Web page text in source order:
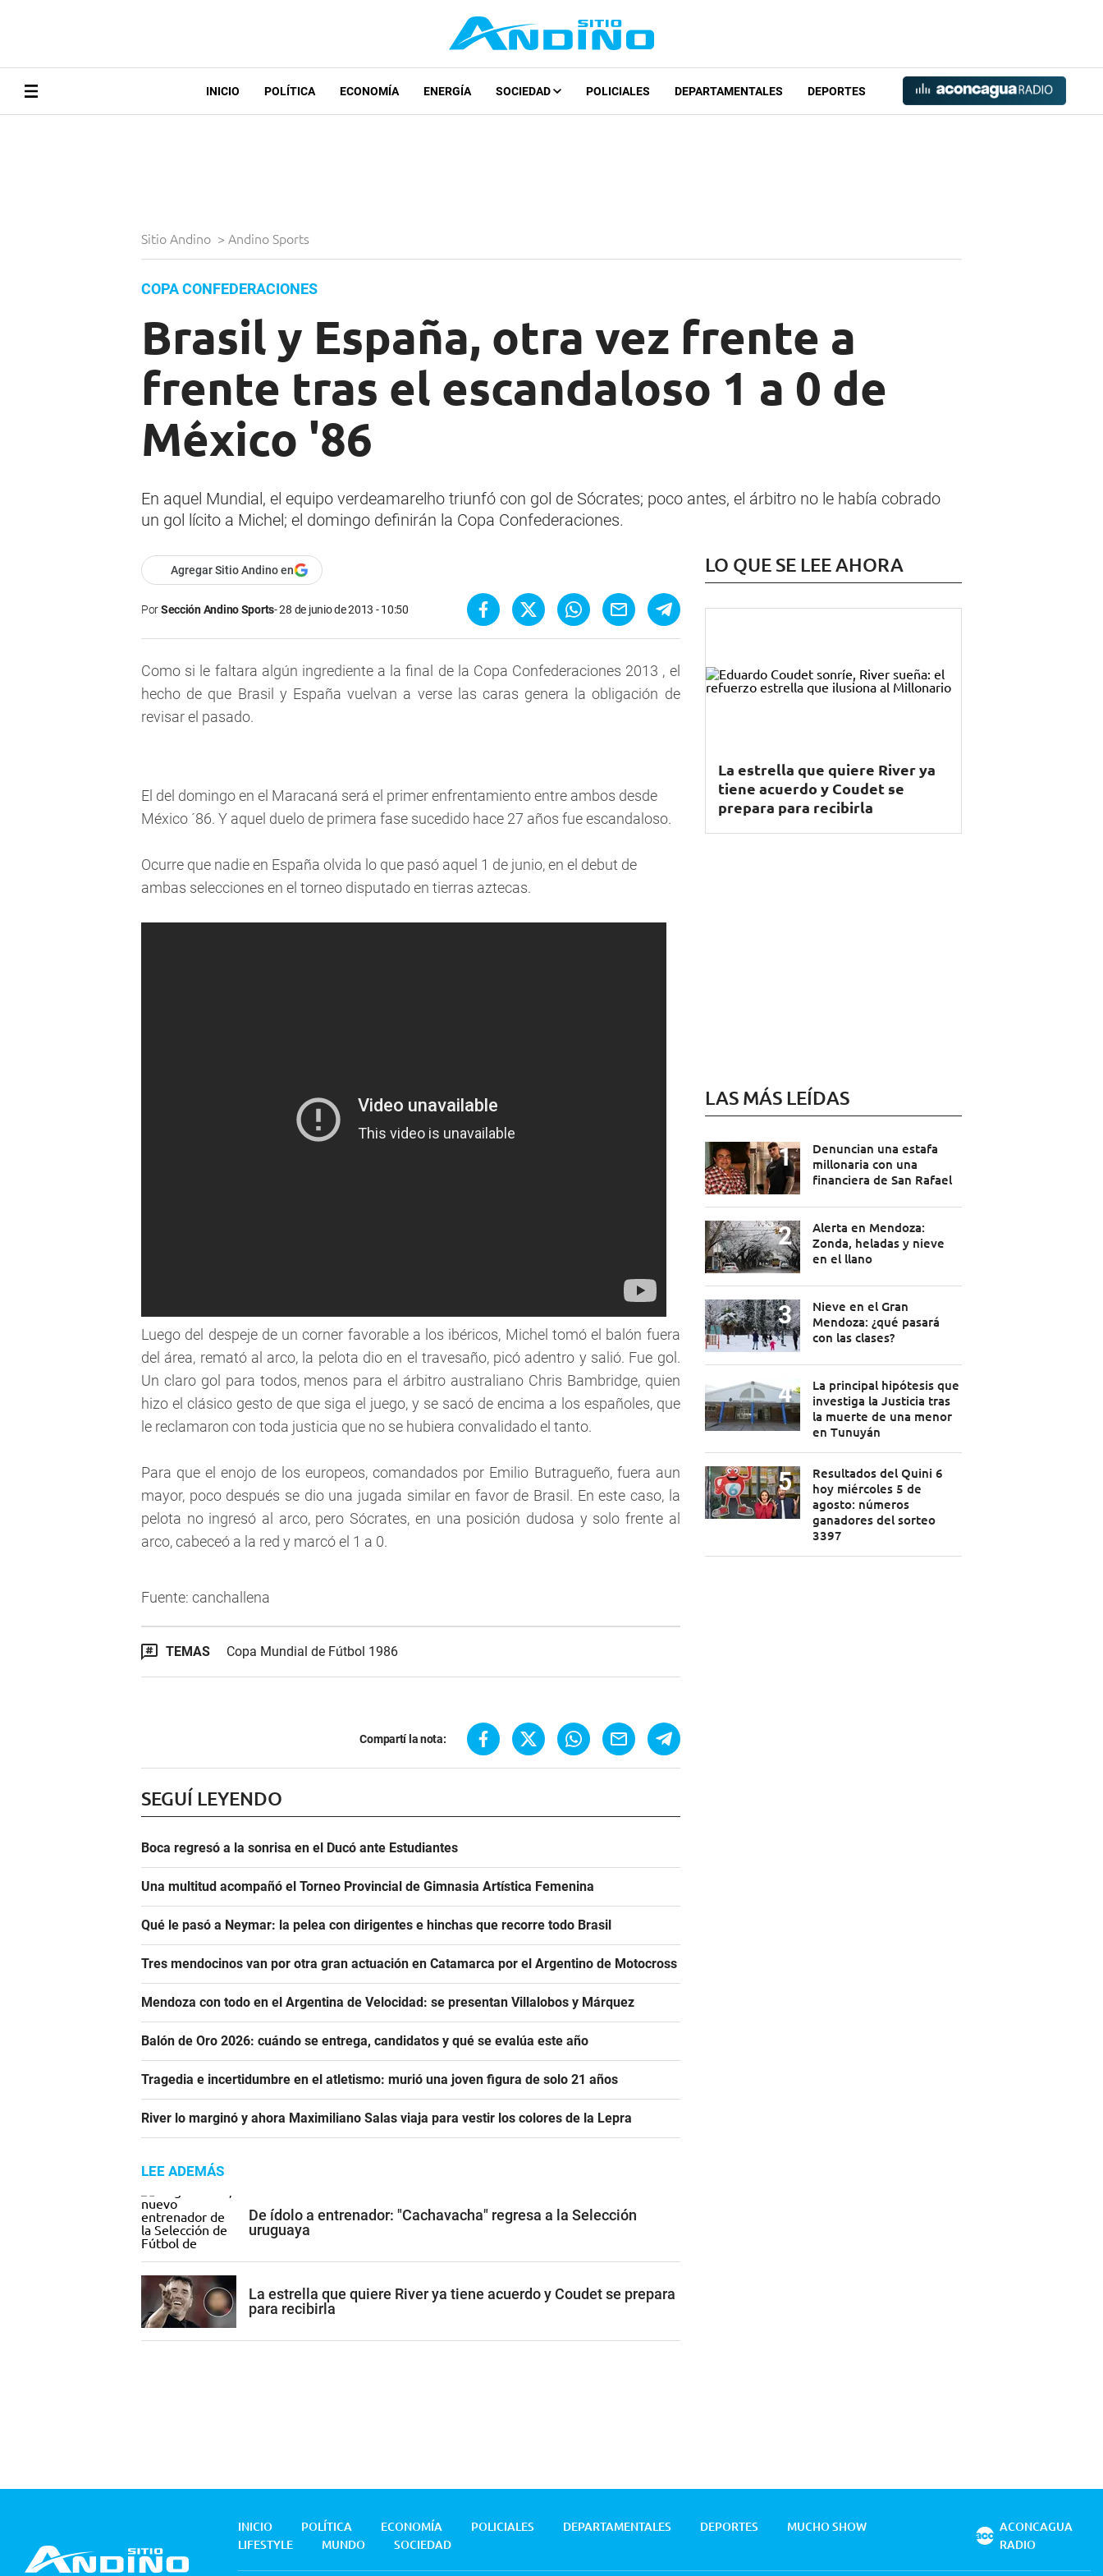
INICIO POLÍTICA ECONOMÍA ENERGÍA SOCIEDAD POLICIALES DEPARTAMENTALES DEPORTES
Sitio Andino > Andino Sports
COPA CONFEDERACIONES
Brasil y España, otra vez frente a
frente tras el escandaloso 1 a 0 de
México '86
En aquel Mundial, el equipo verdeamarelho triunfó con gol de Sócrates; poco antes, el árbitro no le había cobrado
un gol lícito a Michel; el domingo definirán la Copa Confederaciones.
Agregar Sitio Andino en
PorSección Andino Sports 28 de junio de 2013 - 10:50
Como si le faltara algún ingrediente a la final de la Copa Confederaciones 2013 , el
hecho de que Brasil y España vuelvan a verse las caras genera la obligación de
revisar el pasado.
El del domingo en el Maracaná será el primer enfrentamiento entre ambos desde
México ´86. Y aquel duelo de primera fase sucedido hace 27 años fue escandaloso.
Ocurre que nadie en España olvida lo que pasó aquel 1 de junio, en el debut de
ambas selecciones en el torneo disputado en tierras aztecas.
Luego del despeje de un corner favorable a los ibéricos, Michel tomó el balón fuera
del área, remató al arco, la pelota dio en el travesaño, picó adentro y salió. Fue gol.
Un claro gol para todos, menos para el árbitro australiano Chris Bambridge, quien
hizo el clásico gesto de que siga el juego, y se sacó de encima a los españoles, que
le reclamaron con toda justicia que no se hubiera convalidado el tanto.
Para que el enojo de los europeos, comandados por Emilio Butragueño, fuera aun
mayor, poco después se dio una jugada similar en favor de Brasil. En este caso, la
pelota no ingresó al arco, pero Sócrates, en una posición dudosa y solo frente al
arco, cabeceó a la red y marcó el 1 a 0.
Fuente: canchallena
TEMAS Copa Mundial de Fútbol 1986
Compartí la nota:
SEGUÍ LEYENDO
Boca regresó a la sonrisa en el Ducó ante Estudiantes
Una multitud acompañó el Torneo Provincial de Gimnasia Artística Femenina
Qué le pasó a Neymar: la pelea con dirigentes e hinchas que recorre todo Brasil
Tres mendocinos van por otra gran actuación en Catamarca por el Argentino de Motocross
Mendoza con todo en el Argentina de Velocidad: se presentan Villalobos y Márquez
Balón de Oro 2026: cuándo se entrega, candidatos y qué se evalúa este año
Tragedia e incertidumbre en el atletismo: murió una joven figura de solo 21 años
River lo marginó y ahora Maximiliano Salas viaja para vestir los colores de la Lepra
LEE ADEMÁS
De ídolo a entrenador: "Cachavacha" regresa a la Selección
uruguaya
La estrella que quiere River ya tiene acuerdo y Coudet se prepara
para recibirla
LO QUE SE LEE AHORA
La estrella que quiere River ya
tiene acuerdo y Coudet se
prepara para recibirla
LAS MÁS LEÍDAS
Denuncian una estafa
millonaria con una
financiera de San Rafael
Alerta en Mendoza:
Zonda, heladas y nieve
en el llano
Nieve en el Gran
Mendoza: ¿qué pasará
con las clases?
La principal hipótesis que
investiga la Justicia tras
la muerte de una menor
en Tunuyán
Resultados del Quini 6
hoy miércoles 5 de
agosto: números
ganadores del sorteo
3397
INICIO POLÍTICA ECONOMÍA POLICIALES DEPARTAMENTALES DEPORTES
MUCHO SHOW
LIFESTYLE
MUNDO SOCIEDAD
ACONCAGUA
RADIO